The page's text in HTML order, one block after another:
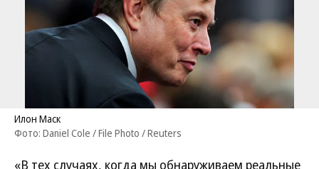
Илон Маск
Фото: Daniel Cole / File Photo / Reuters
«В тех случаях, когда мы обнаруживаем реальные